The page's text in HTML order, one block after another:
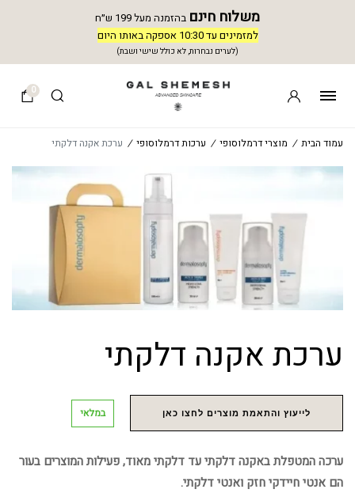
משלוח חינם בהזמנה מעל 199 ש״ח
למזמינים עד 10:30 אספקה באותו היום
(לערים נבחרות, לא כולל שישי ושבת)
0
עמוד הבית / מוצרי דרמלוסופי / ערכות דרמלוסופי / ערכת אקנה דלקתי
ערכת אקנה דלקתי
לייעוץ והתאמת מוצרים לחצו כאן במלאי
ערכה המטפלת באקנה דלקתי עד דלקתי מאוד, פעילות המוצרים בעור
הם אנטי חיידקי חזק ואנטי דלקתי.